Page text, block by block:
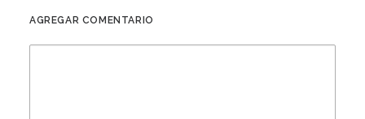
AGREGAR COMENTARIO